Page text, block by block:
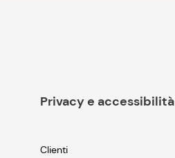
Privacy e accessibilità
Clienti